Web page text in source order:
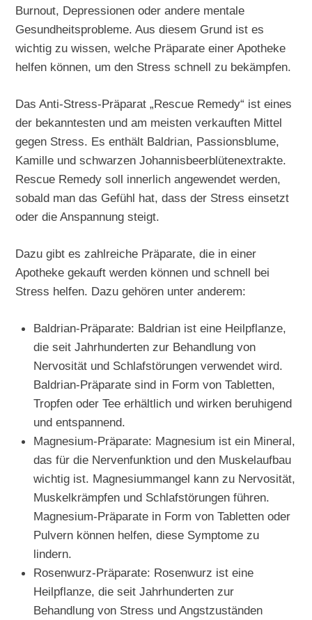
Burnout, Depressionen oder andere mentale
Gesundheitsprobleme. Aus diesem Grund ist es
wichtig zu wissen, welche Präparate einer Apotheke
helfen können, um den Stress schnell zu bekämpfen.
Das Anti-Stress-Präparat „Rescue Remedy“ ist eines
der bekanntesten und am meisten verkauften Mittel
gegen Stress. Es enthält Baldrian, Passionsblume,
Kamille und schwarzen Johannisbeerblütenextrakte.
Rescue Remedy soll innerlich angewendet werden,
sobald man das Gefühl hat, dass der Stress einsetzt
oder die Anspannung steigt.
Dazu gibt es zahlreiche Präparate, die in einer
Apotheke gekauft werden können und schnell bei
Stress helfen. Dazu gehören unter anderem:
Baldrian-Präparate: Baldrian ist eine Heilpflanze,
die seit Jahrhunderten zur Behandlung von
Nervosität und Schlafstörungen verwendet wird.
Baldrian-Präparate sind in Form von Tabletten,
Tropfen oder Tee erhältlich und wirken beruhigend
und entspannend.
Magnesium-Präparate: Magnesium ist ein Mineral,
das für die Nervenfunktion und den Muskelaufbau
wichtig ist. Magnesiummangel kann zu Nervosität,
Muskelkrämpfen und Schlafstörungen führen.
Magnesium-Präparate in Form von Tabletten oder
Pulvern können helfen, diese Symptome zu
lindern.
Rosenwurz-Präparate: Rosenwurz ist eine
Heilpflanze, die seit Jahrhunderten zur
Behandlung von Stress und Angstzuständen